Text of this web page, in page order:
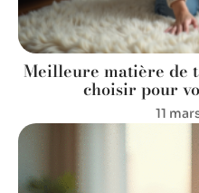
Meilleure matière de
choisir pour
11